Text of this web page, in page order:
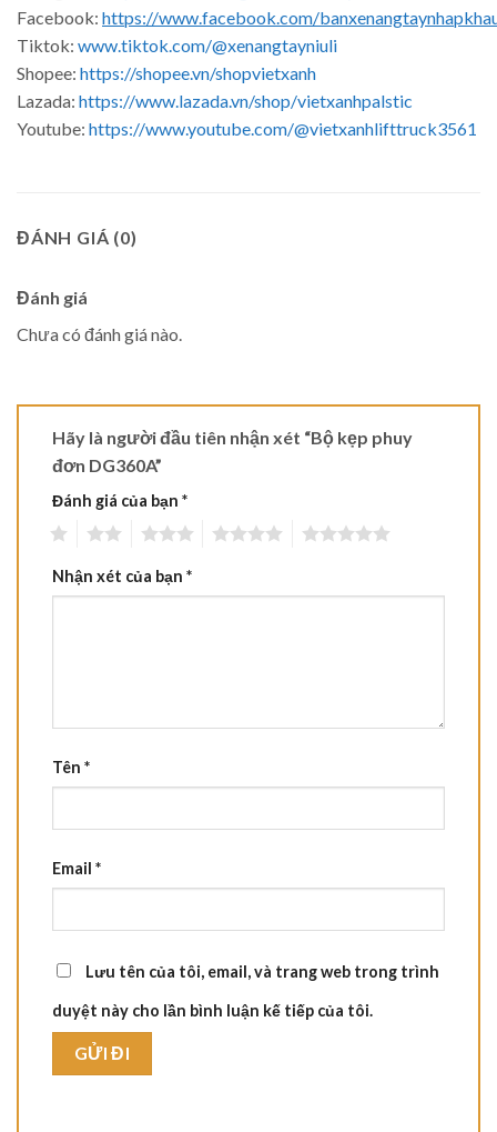
Facebook: https://www.facebook.com/
Tiktok: www.tiktok.com/@xenangtayniuli
Shopee: https://shopee.vn/shopvietxanh
Lazada: https://www.lazada.vn/shop/vietxanhpalstic
Youtube: https://www.youtube.com/@vietxanhlifttruck3561
ĐÁNH GIÁ (0)
Đánh giá
Chưa có đánh giá nào.
Hãy là người đầu tiên nhận xét “Bộ kẹp phuy
đơn DG360A”
Đánh giá của bạn *
Nhận xét của bạn *
Tên *
Email *
Lưu tên của tôi, email, và trang web trong trình
duyệt này cho lần bình luận kế tiếp của tôi.